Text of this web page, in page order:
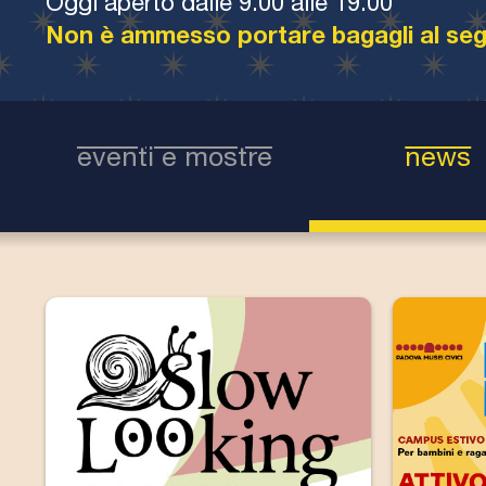
Oggi aperto dalle 9.00 alle 19.00
Non è ammesso portare bagagli al
eventi e mostre news